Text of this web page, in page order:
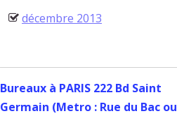
décembre 2013
Bureaux à PARIS 222 Bd Saint
Germain (Metro : Rue du Bac ou